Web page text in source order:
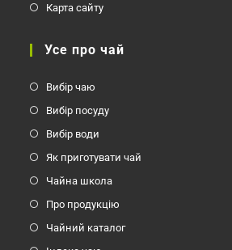
Карта сайту
Усе про чай
Вибір чаю
Вибір посуду
Вибір води
Як приготувати чай
Чайна школа
Про продукцію
Чайний каталог